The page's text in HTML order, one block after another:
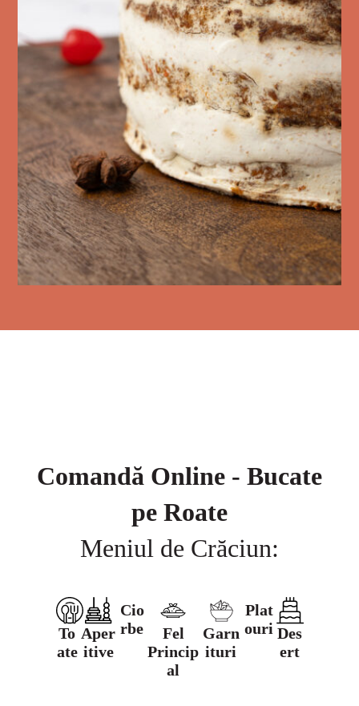
Comandă Online - Bucate
pe Roate
Meniul de Crăciun:
To
ate
Aper
itive
Cio
rbe
Fel
Princip
al
Garn
ituri
Plat
ouri Des
ert